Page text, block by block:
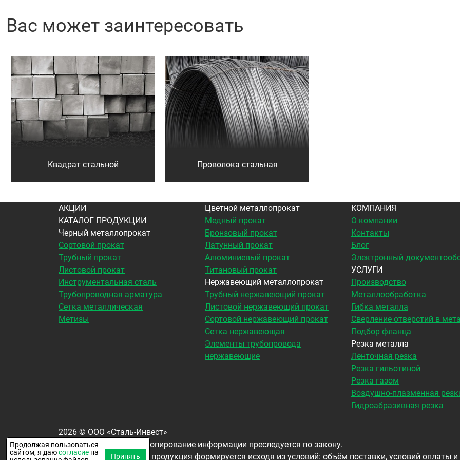
Вас может заинтересовать
Квадрат стальной Проволока стальная
АКЦИИ
КАТАЛОГ ПРОДУКЦИИ
Черный металлопрокат
Сортовой прокат
Трубный прокат
Листовой прокат
Инструментальная сталь
Трубопроводная арматура
Сетка металлическая
Метизы
Цветной металлопрокат
Медный прокат
Бронзовый прокат
Латунный прокат
Алюминиевый прокат
Титановый прокат
Нержавеющий металлопрокат
Трубный нержавеющий прокат
Листовой нержавеющий прокат
Сортовой нержавеющий прокат
Сетка нержавеющая
Элементы трубопровода
нержавеющие
КОМПАНИЯ
О компании
Контакты
Блог
Электронный
УСЛУГИ
Производство
Металлообработка
Гибка металла
Сверление отверстий в
Подбор фланца
Резка металла
Ленточная резка
Резка гильотиной
Резка газом
Воздушно-плазменная
Гидроабразивная резка
2026 © ООО «Сталь-Инвест»
Все права защищены. Копирование информации преследуется по закону.
Окончательная цена на продукция формируется исходя из условий: объём поставки, условий оплаты
Продолжая пользоваться
сайтом, я даюсогласие на
Принять